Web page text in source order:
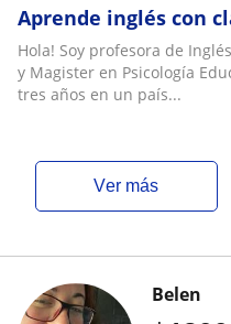
Aprende inglés con
Hola! Soy profesora de
y Magister en Psicología
tres años en un país...
ver más
Belen